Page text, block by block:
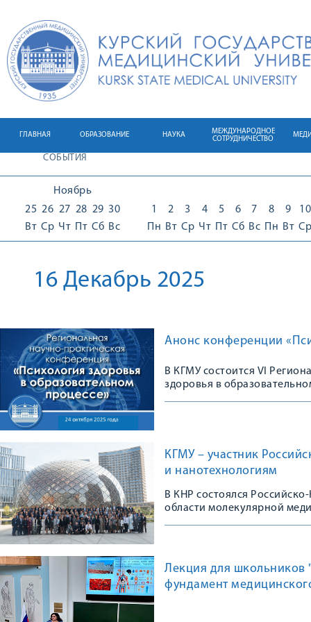
ГЛАВНАЯ ОБРАЗОВАНИЕ НАУКА
МЕЖДУНАРОДНОЕ
СОТРУДНИЧЕСТВО
СОБЫТИЯ
Ноябрь
25
Вт
26
Ср
27
Чт
28
Пт
29
Сб
30
Вс
1
Пн
2
Вт
3
Ср
4
Чт
5
Пт
6
Сб
7
Вс
8
Пн
9
Вт
10
Ср
16 Декабрь 2025
Анонс конференции
В КГМУ состоится VI
здоровья в
КГМУ – участник
и нанотехнологиям
В КНР состоялся
области молекулярной
Лекция для школьников
фундамент